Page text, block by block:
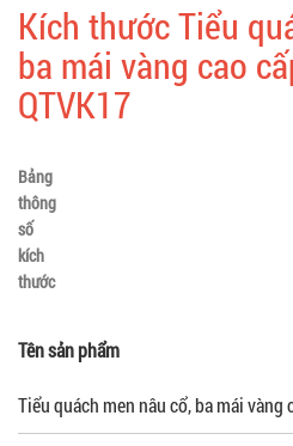
Kích thước Tiểu
ba mái vàng cao
QTVK17
Bảng
thông
số
kích
thước
Tên sản phẩm
Tiểu quách men nâu cổ, ba mái vàng